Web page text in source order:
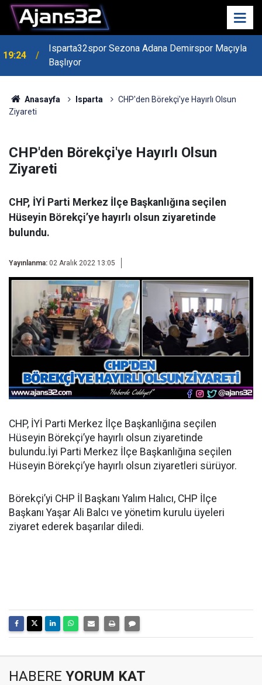
19:24
Isparta32spor Sezona Adana Demirspor Maçıyla
Başlıyor
Isparta Kredi Batağında
Anasayfa Isparta
CHP'den Börekçi'ye Hayırlı Olsun
Ziyareti
CHP'den Börekçi'ye Hayırlı Olsun
Ziyareti
CHP, İYİ Parti Merkez İlçe Başkanlığına seçilen
Hüseyin Börekçi’ye hayırlı olsun ziyaretinde
bulundu.
Yayınlanma: 02 Aralık 2022 13:05
CHP, İYİ Parti Merkez İlçe Başkanlığına seçilen
Hüseyin Börekçi’ye hayırlı olsun ziyaretinde
bulundu.İyi Parti Merkez İlçe Başkanlığına seçilen
Hüseyin Börekçi’ye hayırlı olsun ziyaretleri sürüyor.
Börekçi’yi CHP İl Başkanı Yalım Halıcı, CHP İlçe
Başkanı Yaşar Ali Balcı ve yönetim kurulu üyeleri
ziyaret ederek başarılar diledi.
HABERE YORUM KAT